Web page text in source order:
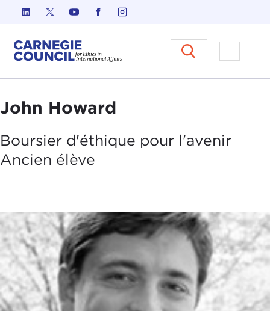
Skip to content
Carnegie Council sur
Ouvrir
John Howard
Boursier d'éthique pour l'avenir
Ancien élève